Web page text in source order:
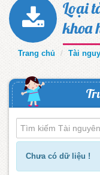
Loại
khoa
Trang chủ Tài
Chưa có dữ liệu !